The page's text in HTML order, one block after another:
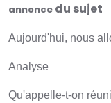
annonce du sujet
Aujourd'hui, nous
Analyse
Qu'appelle-t-on